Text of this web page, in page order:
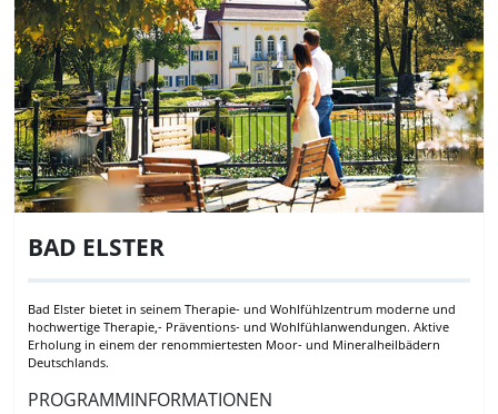
BAD ELSTER
Bad Elster bietet in seinem Therapie- und Wohlfühlzentrum moderne und
hochwertige Therapie,- Präventions- und Wohlfühlanwendungen. Aktive
Erholung in einem der renommiertesten Moor- und Mineralheilbädern
Deutschlands.
PROGRAMMINFORMATIONEN